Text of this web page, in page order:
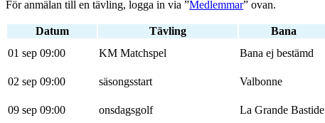
För anmälan till en tävling, logga in via ”Medlemmar” ovan.
Datum Tävling Bana
01 sep 09:00
KM Matchspel Bana ej bestämd
02 sep 09:00
säsongsstart Valbonne
09 sep 09:00
onsdagsgolf La Grande Bastide